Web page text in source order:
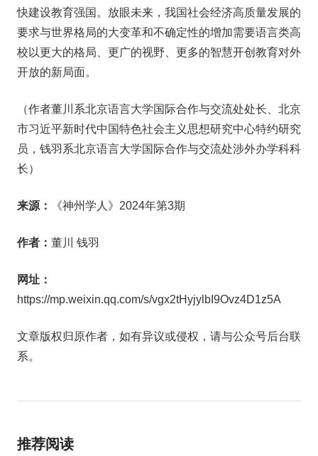
快建设教育强国。放眼未来，我国社会经济高质量发展的
要求与世界格局的大变革和不确定性的增加需要语言类高
校以更大的格局、更广的视野、更多的智慧开创教育对外
开放的新局面。
（作者董川系北京语言大学国际合作与交流处处长、北京
市习近平新时代中国特色社会主义思想研究中心特约研究
员，钱羽系北京语言大学国际合作与交流处涉外办学科科
长）
来源： 《神州学人》2024年第3期
作者： 董川 钱羽
网址：
https://mp.weixin.qq.com/s/vgx2tHyjylbI9Ovz4D1z5A
文章版权归原作者，如有异议或侵权，请与公众号后台联
系。
推荐阅读